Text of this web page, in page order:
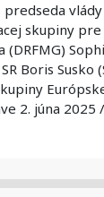
skupiny
(DRFMG)
Boris Susko
2. júna 2025